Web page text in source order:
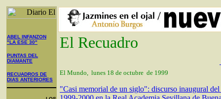
ABEL INFANZON
"LA ESE 30"
PUNTAS DEL
DIAMANTE
RECUADROS DE
DIAS ANTERIORES
El Recuadro
El Mundo, lunes 18 de octubre de 1999
"Casi memorial de un siglo": discurso inaugural del